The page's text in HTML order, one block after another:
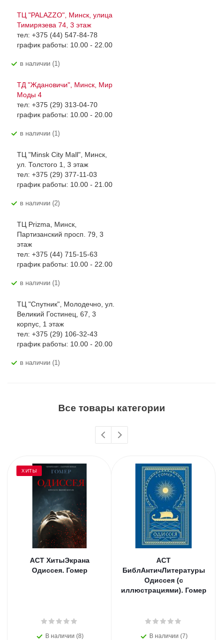
ТЦ "PALAZZO", Минск, улица
Тимирязева 74, 3 этаж
тел: +375 (44) 547-84-78
график работы: 10.00 - 22.00
В наличии (1)
ТД "Ждановичи", Минск, Мир
Моды 4
тел: +375 (29) 313-04-70
график работы: 10.00 - 20.00
В наличии (1)
ТЦ "Minsk City Mall", Минск,
ул. Толстого 1, 3 этаж
тел: +375 (29) 377-11-03
график работы: 10.00 - 21.00
В наличии (2)
ТЦ Prizma, Минск,
Партизанский просп. 79, 3
этаж
тел: +375 (44) 715-15-63
график работы: 10.00 - 22.00
В наличии (1)
ТЦ "Спутник", Молодечно, ул.
Великий Гостинец, 67, 3
корпус, 1 этаж
тел: +375 (29) 106-32-43
график работы: 10.00 - 20.00
В наличии (1)
Все товары категории
ХИТЫ
АСТ ХитыЭкрана
Одиссея. Гомер
В наличии (8)
АСТ
БиблАнтичЛитературы
Одиссея (с
иллюстрациями). Гомер
В наличии (7)